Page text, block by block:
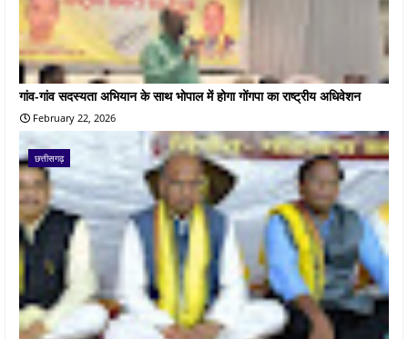
गांव-गांव सदस्यता अभियान के साथ भोपाल में होगा गोंगपा का राष्ट्रीय अधिवेशन
February 22, 2026
छत्तीसगढ़